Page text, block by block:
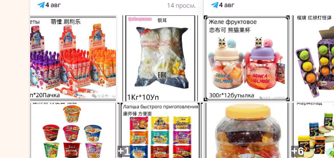
4 авг 14 просм.
+1
4 авг
+6